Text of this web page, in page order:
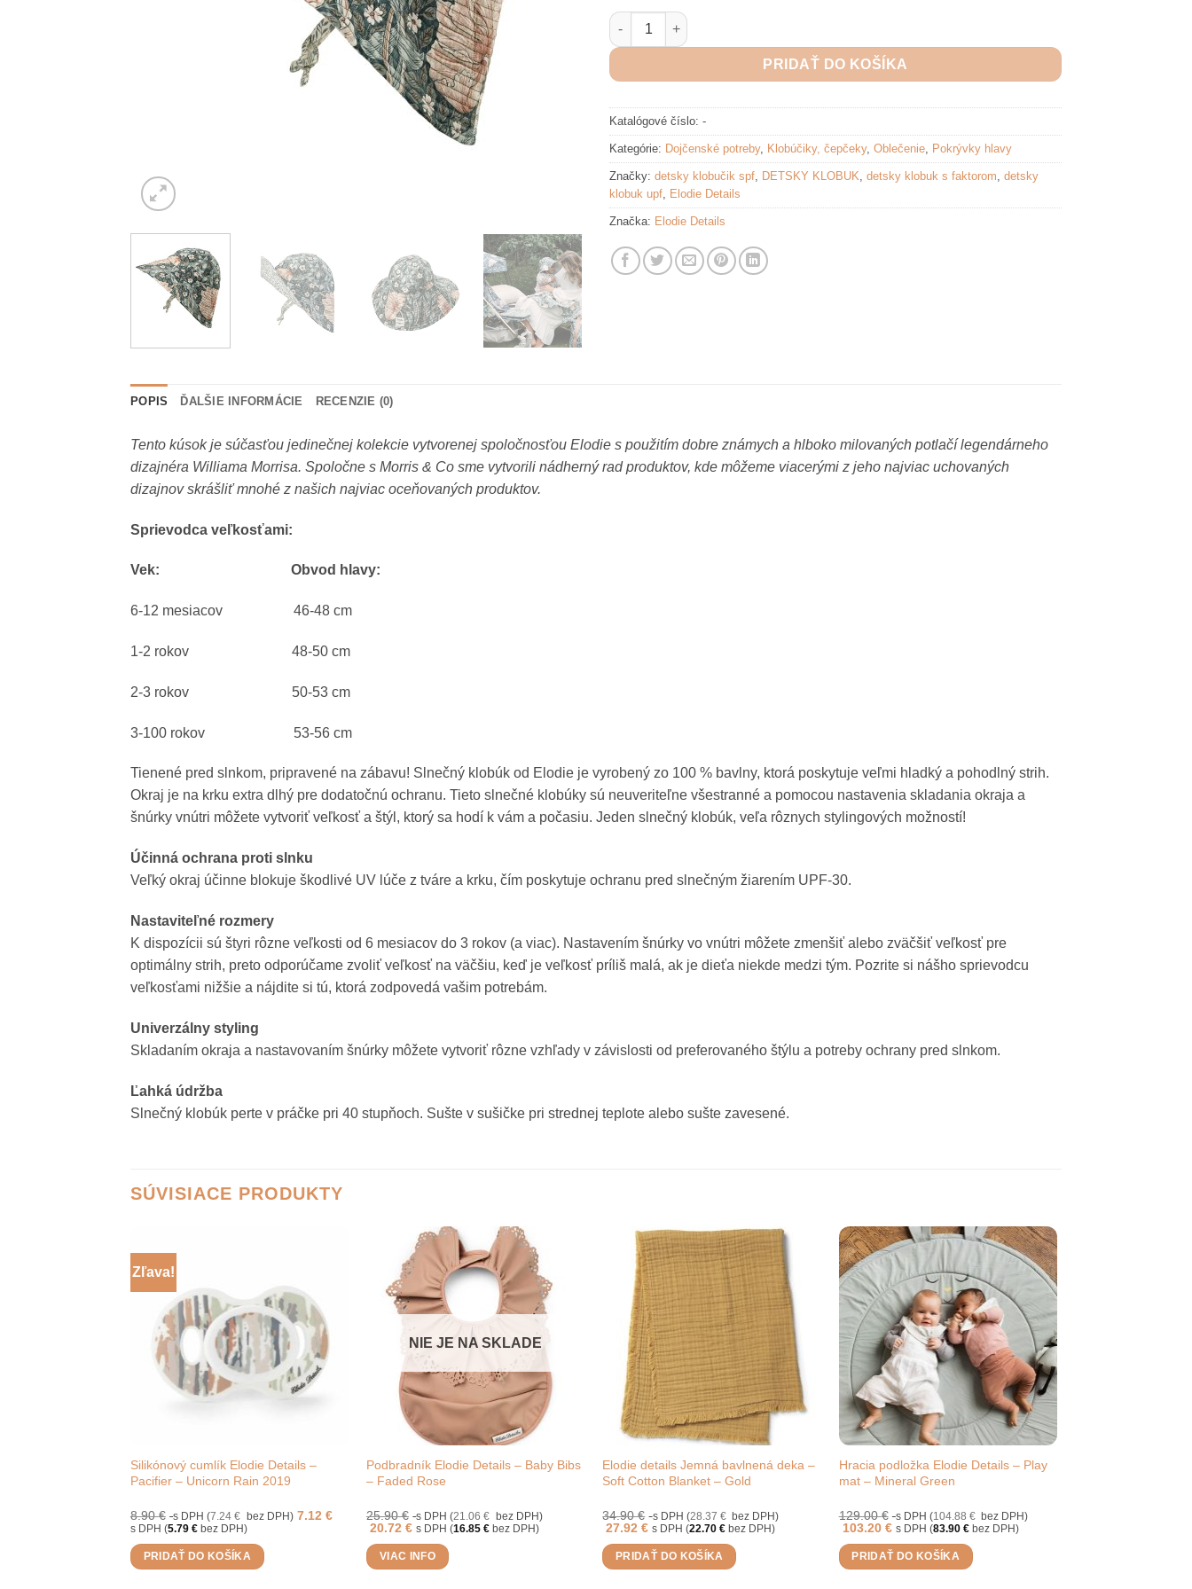
množstvo Elodie Details Slnečný klobúk - Pimpernel
PRIDAŤ DO KOŠÍKA
Katalógové číslo: -
Kategórie: Dojčenské potreby, Klobúčiky, čepčeky, Oblečenie Pokrývky hlavy
Značky: detsky klobučik spf DETSKY KLOBUK detsky klobuk s faktorom detsky
klobuk upf Elodie Details
Značka: Elodie Details
POPIS ĎALŠIE INFORMÁCIE RECENZIE (0)
Tento kúsok je súčasťou jedinečnej kolekcie vytvorenej spoločnosťou Elodie s použitím dobre známych a hlboko milovaných potlačí legendárneho
dizajnéra Williama Morrisa. Spoločne s Morris & Co sme vytvorili nádherný rad produktov, kde môžeme viacerými z jeho najviac uchovaných
dizajnov skrášliť mnohé z našich najviac oceňovaných produktov.
Sprievodca veľkosťami:
Vek: Obvod hlavy:
6-12 mesiacov 46-48 cm
1-2 rokov 48-50 cm
2-3 rokov 50-53 cm
3-100 rokov 53-56 cm
Tienené pred slnkom, pripravené na zábavu! Slnečný klobúk od Elodie je vyrobený zo 100 % bavlny, ktorá poskytuje veľmi hladký a pohodlný strih.
Okraj je na krku extra dlhý pre dodatočnú ochranu. Tieto slnečné klobúky sú neuveriteľne všestranné a pomocou nastavenia skladania okraja a
šnúrky vnútri môžete vytvoriť veľkosť a štýl, ktorý sa hodí k vám a počasiu. Jeden slnečný klobúk, veľa rôznych stylingových možností!
Účinná ochrana proti slnku
Veľký okraj účinne blokuje škodlivé UV lúče z tváre a krku, čím poskytuje ochranu pred slnečným žiarením UPF-30.
Nastaviteľné rozmery
K dispozícii sú štyri rôzne veľkosti od 6 mesiacov do 3 rokov (a viac). Nastavením šnúrky vo vnútri môžete zmenšiť alebo zväčšiť veľkosť pre
optimálny strih, preto odporúčame zvoliť veľkosť na väčšiu, keď je veľkosť príliš malá, ak je dieťa niekde medzi tým. Pozrite si nášho sprievodcu
veľkosťami nižšie a nájdite si tú, ktorá zodpovedá vašim potrebám.
Univerzálny styling
Skladaním okraja a nastavovaním šnúrky môžete vytvoriť rôzne vzhľady v závislosti od preferovaného štýlu a potreby ochrany pred slnkom.
Ľahká údržba
Slnečný klobúk perte v práčke pri 40 stupňoch. Sušte v sušičke pri strednej teplote alebo sušte zavesené.
SÚVISIACE PRODUKTY
Zľava!
Silikónový cumlík Elodie Details –
Pacifier – Unicorn Rain 2019
8.90€ s DPH (7.24€ bez DPH) 7.12 €
s DPH (5.79 €bez DPH)
PRIDAŤ DO KOŠÍKA
NIE JE NA SKLADE
Podbradník Elodie Details – Baby Bibs
– Faded Rose
25.90€ s DPH (21.06€ bez DPH)
20.72€ s DPH (16.85€ bez DPH)
VIAC INFO
Elodie details Jemná bavlnená deka –
Soft Cotton Blanket – Gold
34.90€ s DPH (28.37 € bez DPH)
27.92€ s DPH (22.70€ bez DPH)
PRIDAŤ DO KOŠÍKA
Hracia podložka Elodie Details – Play
mat – Mineral Green
129.00€ s DPH (104.88 € bez DPH)
103.20 € s DPH (83.90 €bez DPH)
PRIDAŤ DO KOŠÍKA